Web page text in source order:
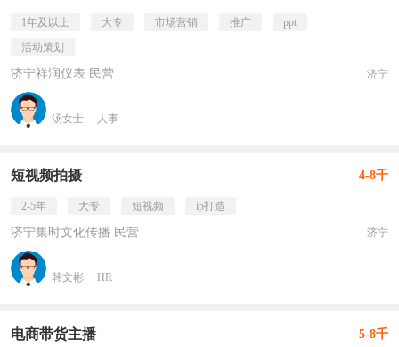
1年及以上 大专 市场营销 推广
ppt
活动策划
济宁祥润仪表 民营 济宁
汤女士 人事
短视频拍摄 4-8千
2-5年 大专 短视频 ip打造
济宁集时文化传播 民营 济宁
韩文彬 HR
电商带货主播 5-8千